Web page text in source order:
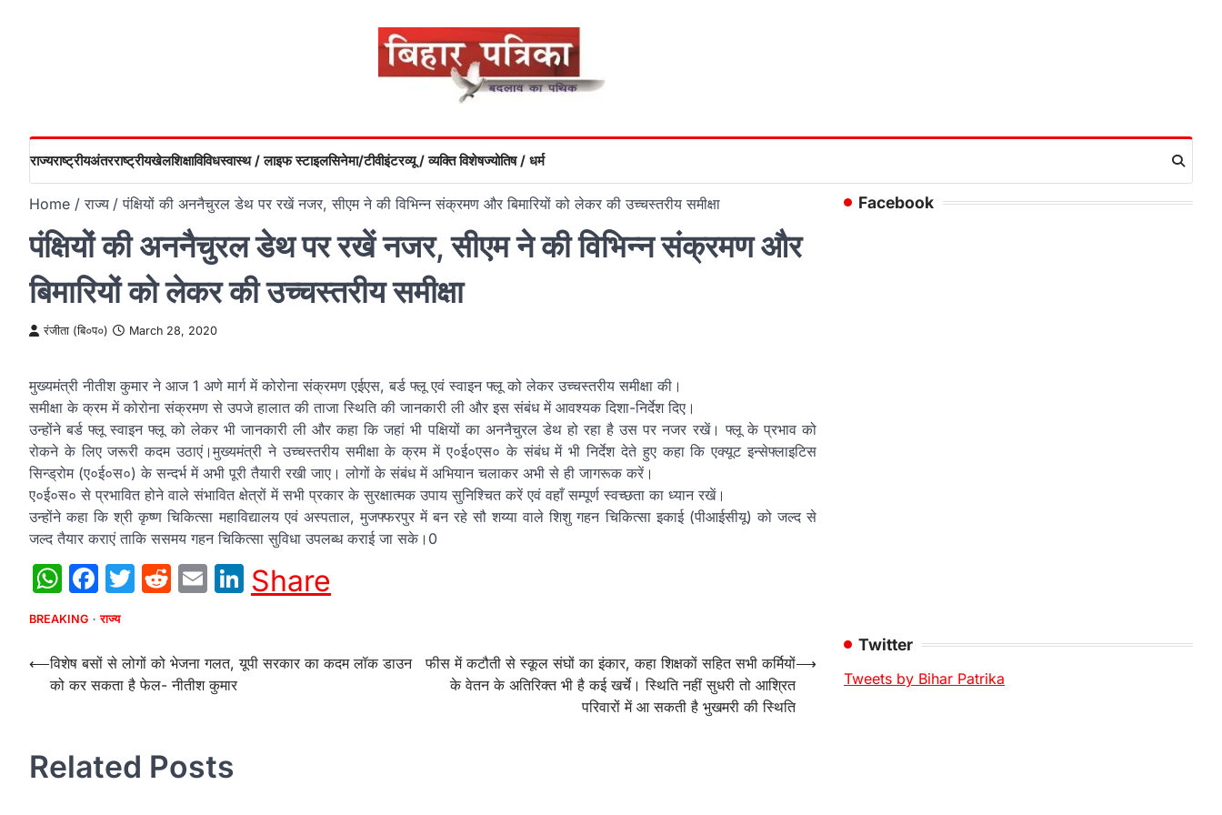
राज्यराष्ट्रीयअंतरराष्ट्रीयखेलशिक्षाविविधस्वास्थ / लाइफ स्टाइलसिनेमा/टीवीइंटरव्यू / व्यक्ति विशेषज्योतिष / धर्म
Home राज्य पंक्षियों की अननैचुरल डेथ पर रखें नजर, सीएम ने की विभिन्न संक्रमण और बिमारियों को लेकर की उच्चस्तरीय समीक्षा
पंक्षियों की अननैचुरल डेथ पर रखें नजर, सीएम ने की विभिन्न संक्रमण और
बिमारियों को लेकर की उच्चस्तरीय समीक्षा
रंजीता (बि०प०) March 28, 2020
मुख्यमंत्री नीतीश कुमार ने आज 1 अणे मार्ग में कोरोना संक्रमण एईएस, बर्ड फ्लू एवं स्वाइन फ्लू को लेकर उच्चस्तरीय समीक्षा की।
समीक्षा के क्रम में कोरोना संक्रमण से उपजे हालात की ताजा स्थिति की जानकारी ली और इस संबंध में आवश्यक दिशा-निर्देश दिए।
उन्होंने बर्ड फ्लू स्वाइन फ्लू को लेकर भी जानकारी ली और कहा कि जहां भी पक्षियों का अननैचुरल डेथ हो रहा है उस पर नजर रखें। फ्लू के प्रभाव को
रोकने के लिए जरूरी कदम उठाएं।मुख्यमंत्री ने उच्चस्तरीय समीक्षा के क्रम में ए०ई०एस० के संबंध में भी निर्देश देते हुए कहा कि एक्यूट इन्सेफ्लाइटिस
सिन्ड्रोम (ए०ई०स०) के सन्दर्भ में अभी पूरी तैयारी रखी जाए। लोगों के संबंध में अभियान चलाकर अभी से ही जागरूक करें।
ए०ई०स० से प्रभावित होने वाले संभावित क्षेत्रों में सभी प्रकार के सुरक्षात्मक उपाय सुनिश्चित करें एवं वहाँ सम्पूर्ण स्वच्छता का ध्यान रखें।
उन्होंने कहा कि श्री कृष्ण चिकित्सा महाविद्यालय एवं अस्पताल, मुजफ्फरपुर में बन रहे सौ शय्या वाले शिशु गहन चिकित्सा इकाई (पीआईसीयू) को जल्द से
जल्द तैयार कराएं ताकि ससमय गहन चिकित्सा सुविधा उपलब्ध कराई जा सके।0
WhatsApp
Facebook
Twitter
Reddit
EmailLinkedIn
Share
BREAKING राज्य
Post
navigation
⟵विशेष बसों से लोगों को भेजना गलत, यूपी सरकार का कदम लॉक डाउन
को कर सकता है फेल- नीतीश कुमार
फीस में कटौती से स्कूल संघों का इंकार, कहा शिक्षकों सहित सभी कर्मियों
के वेतन के अतिरिक्त भी है कई खर्चे। स्थिति नहीं सुधरी तो आश्रित
परिवारों में आ सकती है भुखमरी की स्थिति
⟶
Related Posts
Facebook
Twitter
Tweets by Bihar Patrika